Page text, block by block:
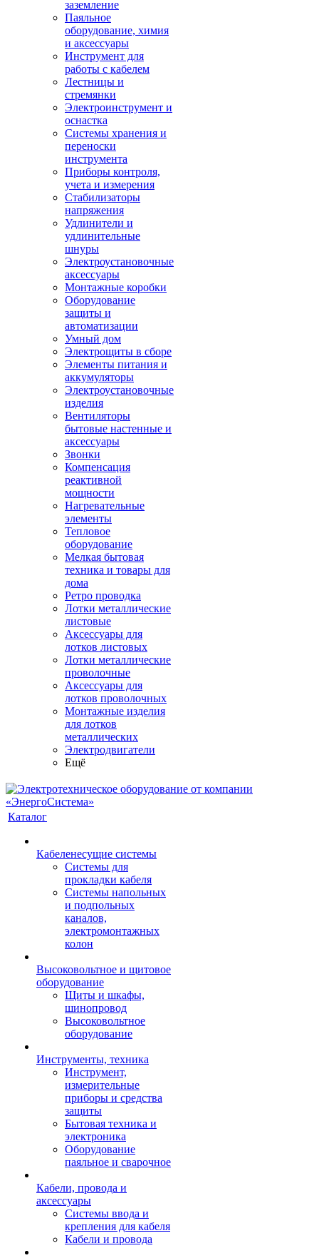
заземление
Паяльное
оборудование, химия
и аксессуары
Инструмент для
работы с кабелем
Лестницы и
стремянки
Электроинструмент и
оснастка
Системы хранения и
переноски
инструмента
Приборы контроля,
учета и измерения
Стабилизаторы
напряжения
Удлинители и
удлинительные
шнуры
Электроустановочные
аксессуары
Монтажные коробки
Оборудование
защиты и
автоматизации
Умный дом
Электрощиты в сборе
Элементы питания и
аккумуляторы
Электроустановочные
изделия
Вентиляторы
бытовые настенные и
аксессуары
Звонки
Компенсация
реактивной
мощности
Нагревательные
элементы
Тепловое
оборудование
Мелкая бытовая
техника и товары для
дома
Ретро проводка
Лотки металлические
листовые
Аксессуары для
лотков листовых
Лотки металлические
проволочные
Аксессуары для
лотков проволочных
Монтажные изделия
для лотков
металлических
Электродвигатели
Ещё
Каталог
Кабеленесущие системы
Системы для
прокладки кабеля
Системы напольных
и подпольных
каналов,
электромонтажных
колон
Высоковольтное и щитовое
оборудование
Щиты и шкафы,
шинопровод
Высоковольтное
оборудование
Инструменты, техника
Инструмент,
измерительные
приборы и средства
защиты
Бытовая техника и
электроника
Оборудование
паяльное и сварочное
Кабели, провода и
аксессуары
Системы ввода и
крепления для кабеля
Кабели и провода